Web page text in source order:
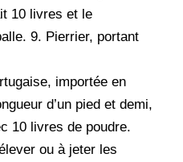
10 livres et le
9. Pierrier, portant
importée en
d’un pied et demi,
10 livres de poudre.
ou à jeter les